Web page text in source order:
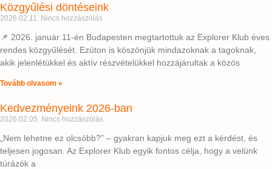
Közgyűlési döntéseink
2026.02.11. Nincs hozzászólás
📌 2026. január 11-én Budapesten megtartottuk az Explorer Klub éves
rendes közgyűlését. Ezúton is köszönjük mindazoknak a tagoknak,
akik jelenlétükkel és aktív részvételükkel hozzájárultak a közös
Tovább olvasom »
Kedvezményeink 2026-ban
2026.02.05. Nincs hozzászólás
„Nem lehetne ez olcsóbb?” – gyakran kapjuk meg ezt a kérdést, és
teljesen jogosan. Az Explorer Klub egyik fontos célja, hogy a velünk
túrázók a